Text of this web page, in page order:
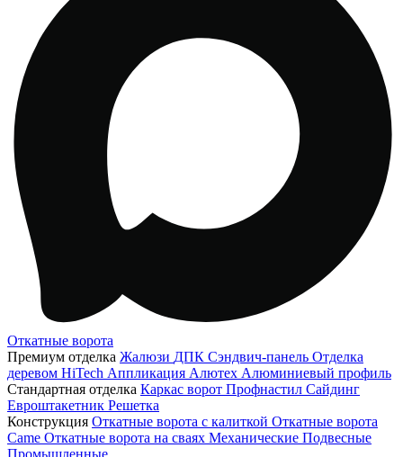
Откатные ворота
Премиум отделка Жалюзи ДПК Сэндвич-панель Отделка
деревом HiTech Аппликация Алютех Алюминиевый профиль
Стандартная отделка Каркас ворот Профнастил Сайдинг
Евроштакетник Решетка
Конструкция Откатные ворота с калиткой Откатные ворота
Came Откатные ворота на сваях Механические Подвесные
Промышленные